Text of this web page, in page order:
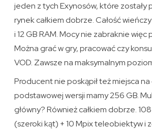
jeden z tych Exynosów, które zostały
rynek całkiem dobrze. Całość
i 12 GB RAM. Mocy nie zabraknie więc
Można grać w gry, pracować czy
VOD. Zawsze na maksymalnym
Producent nie poskąpił też miejsca na
podstawowej wersji mamy 256 GB.
główny? Również całkiem dobrze.
(szeroki kąt) + 10 Mpix teleobiektyw i